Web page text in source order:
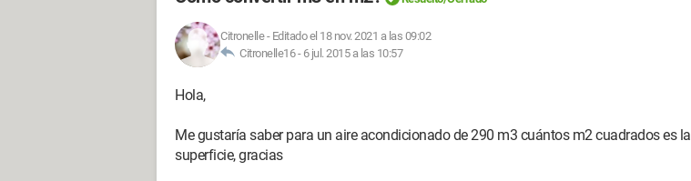
Citronelle- Editado el 18 nov. 2021 a las 09:02
Citronelle16 - 6 jul. 2015 a las 10:57
Hola,
Me gustaría saber para un aire acondicionado de 290 m3 cuántos m2 cuadrados es la
superficie, gracias